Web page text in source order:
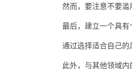
然而，要注意不要滥
最后，建立一个具有
通过选择适合自己的
此外，与其他领域内